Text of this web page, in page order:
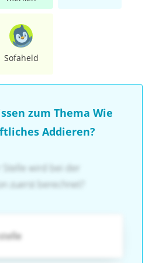
Sofaheld
zum Thema Wie
Addieren?
Stelle wird bei der
zuerst berechnet?